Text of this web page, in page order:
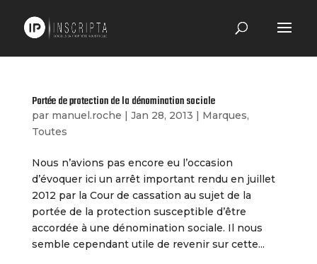
Portée de protection de la dénomination sociale
par manuel.roche | Jan 28, 2013 | Marques,
Toutes
Nous n’avions pas encore eu l’occasion
d’évoquer ici un arrêt important rendu en juillet
2012 par la Cour de cassation au sujet de la
portée de la protection susceptible d’être
accordée à une dénomination sociale. Il nous
semble cependant utile de revenir sur cette...